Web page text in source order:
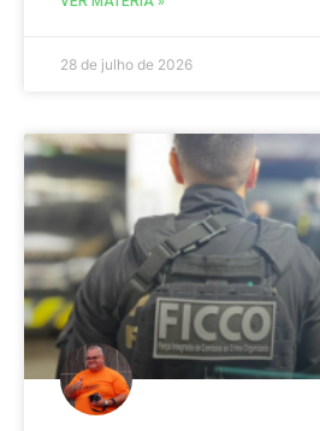
28 de julho de 2026